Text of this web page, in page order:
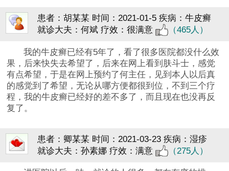
患者：胡某某 时间：2021-01-5 疾病：牛皮癣
就诊大夫：何斌 疗效：很满意 （465人）
我的牛皮癣已经有5年了，看了很多医院都没什么效
果，后来快失去希望了，后来在网上看到肤斗士，感觉
有点希望，于是在网上预约了何主任，见到本人以后真
的感觉到了希望，无论从哪方便都很到位，不到三个疗
程，我的牛皮癣已经好的差不多了，而且现在也没再反
复了。
患者：卿某某 时间：2021-03-23 疾病：湿疹
就诊大夫：孙素娜 疗效：满意 （275人）